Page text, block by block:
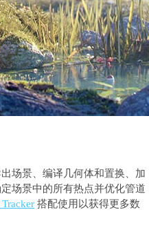
场景、编译几何体和置换、加
场景中的所有热点并优化管道
搭配使用以获得更多数